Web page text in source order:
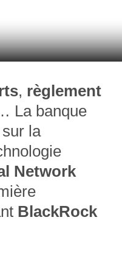
, règlement
La banque
la
Network
BlackRock